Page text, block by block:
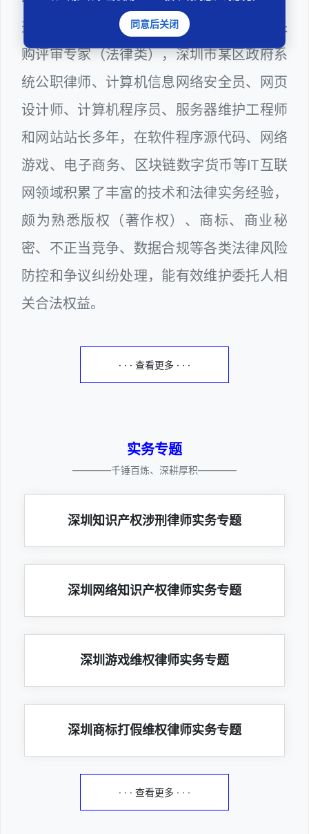
兼任深圳市人民政府听证员、深圳市政府采
购评审专家（法律类），深圳市某区政府系
统公职律师、计算机信息网络安全员、网页
设计师、计算机程序员、服务器维护工程师
和网站站长多年，在软件程序源代码、网络
游戏、电子商务、区块链数字货币等IT互联
网领域积累了丰富的技术和法律实务经验，
颇为熟悉版权（著作权）、商标、商业秘
密、不正当竞争、数据合规等各类法律风险
防控和争议纠纷处理，能有效维护委托人相
关合法权益。
· · · 查看更多 · · ·
实务专题
————千锤百炼、深耕厚积————
深圳知识产权涉刑律师实务专题
深圳网络知识产权律师实务专题
深圳游戏维权律师实务专题
深圳商标打假维权律师实务专题
· · · 查看更多 · · ·
同意后关闭